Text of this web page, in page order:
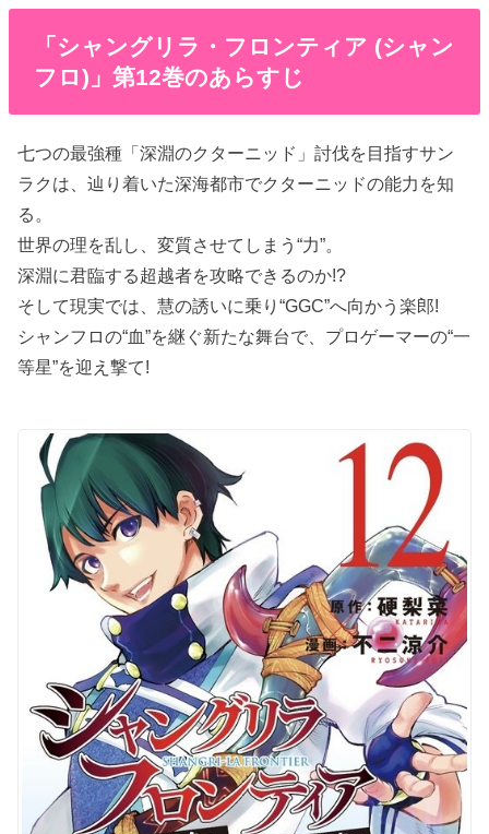
「シャングリラ・フロンティア (シャン
フロ)」第12巻のあらすじ
七つの最強種「深淵のクターニッド」討伐を目指すサン
ラクは、辿り着いた深海都市でクターニッドの能力を知
る。
世界の理を乱し、変質させてしまう“力”。
深淵に君臨する超越者を攻略できるのか!?
そして現実では、慧の誘いに乗り“GGC”へ向かう楽郎!
シャンフロの“血”を継ぐ新たな舞台で、プロゲーマーの“一
等星”を迎え撃て!